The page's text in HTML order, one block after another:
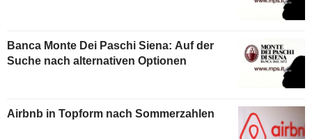
Banca Monte Dei Paschi Siena: Auf der
Suche nach alternativen Optionen
Airbnb in Topform nach Sommerzahlen